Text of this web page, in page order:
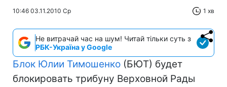
10:46 03.11.2010 Ср 1 хв
Не витрачай час на шум! Читай тільки суть з
РБК-Україна у Google
Блок Юлии Тимошенко (БЮТ) будет
блокировать трибуну Верховной Рады